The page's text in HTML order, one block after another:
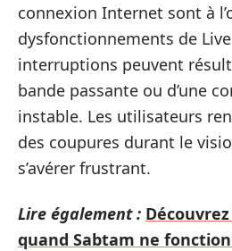
connexion Internet sont à
dysfonctionnements de Live
interruptions peuvent
bande passante ou d’une
instable. Les utilisateurs
des coupures durant le
s’avérer frustrant.
Lire également :
quand Sabtam ne